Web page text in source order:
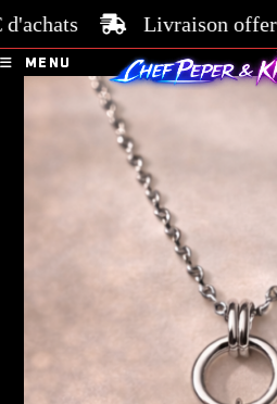
Livraison offerte
MENU